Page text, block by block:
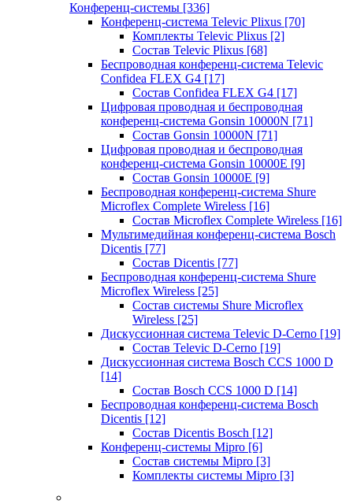
Конференц-системы [336]
Конференц-система Televic Plixus [70]
Комплекты Televic Plixus [2]
Состав Televic Plixus [68]
Беспроводная конференц-система Televic
Confidea FLEX G4 [17]
Состав Confidea FLEX G4 [17]
Цифровая проводная и беспроводная
конференц-система Gonsin 10000N [71]
Состав Gonsin 10000N [71]
Цифровая проводная и беспроводная
конференц-система Gonsin 10000E [9]
Состав Gonsin 10000E [9]
Беспроводная конференц-система Shure
Microflex Complete Wireless [16]
Состав Microflex Complete Wireless [16]
Мультимедийная конференц-система Bosch
Dicentis [77]
Состав Dicentis [77]
Беспроводная конференц-система Shure
Microflex Wireless [25]
Состав системы Shure Microflex
Wireless [25]
Дискуссионная система Televic D-Cerno [19]
Состав Televic D-Cerno [19]
Дискуссионная система Bosch CCS 1000 D
[14]
Состав Bosch CCS 1000 D [14]
Беспроводная конференц-система Bosch
Dicentis [12]
Состав Dicentis Bosch [12]
Конференц-системы Mipro [6]
Состав системы Mipro [3]
Комплекты системы Mipro [3]